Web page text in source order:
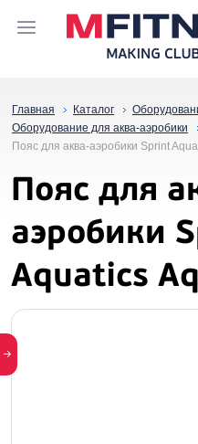
Главная Каталог
Оборудование для аква-аэробики
Пояс для аква-аэробики Sprint
Пояс для
аэробики
Aquatics